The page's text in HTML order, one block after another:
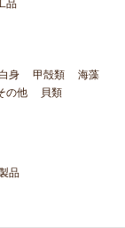
品
身 甲殻類
海藻
の他
貝類
品